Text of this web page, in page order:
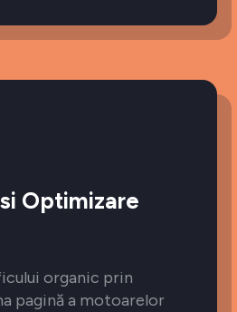
Optimizare
organic prin
pagină a motoarelor